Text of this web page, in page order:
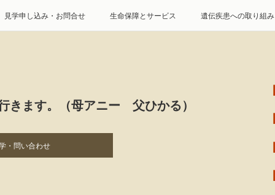
見学申し込み・お問合せ 生命保障とサービス 遺伝疾患への取り組み
ます。（母アニー 父ひかる）
・問い合わせ